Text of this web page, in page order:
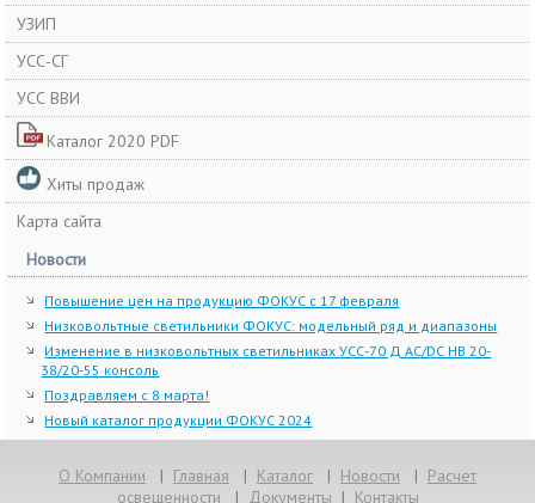
УЗИП
УСС-СГ
УСС ВВИ
Каталог 2020 PDF
Хиты продаж
Карта сайта
Новости
Повышение цен на продукцию ФОКУС с 17 февраля
Низковольтные светильники ФОКУС: модельный ряд и диапазоны
Изменение в низковольтных светильниках УСС-70 Д AC/DC НВ 20-
38/20-55 консоль
Поздравляем с 8 марта!
Новый каталог продукции ФОКУС 2024
О Компании | Главная | Каталог | Новости | Расчет
освещенности | Документы | Контакты